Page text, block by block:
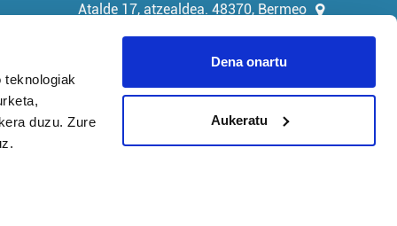
duzu. Zure
Dena onartu
Aukeratu
Atalde 17, atzealdea. 48370, Bermeo
Cookieak